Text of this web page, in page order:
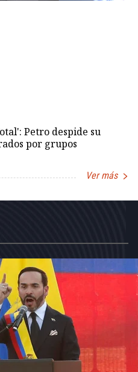
Petro despide su
por grupos
Ver más